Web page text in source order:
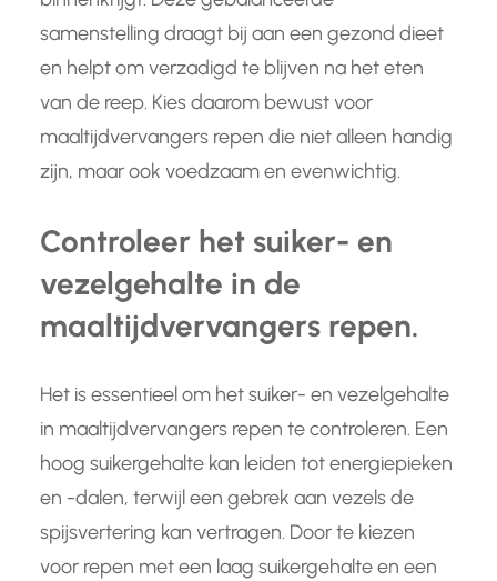
samenstelling draagt bij aan een gezond dieet
en helpt om verzadigd te blijven na het eten
van de reep. Kies daarom bewust voor
maaltijdvervangers repen die niet alleen handig
zijn, maar ook voedzaam en evenwichtig.
Controleer het suiker- en
vezelgehalte in de
maaltijdvervangers repen.
Het is essentieel om het suiker- en vezelgehalte
in maaltijdvervangers repen te controleren. Een
hoog suikergehalte kan leiden tot energiepieken
en -dalen, terwijl een gebrek aan vezels de
spijsvertering kan vertragen. Door te kiezen
voor repen met een laag suikergehalte en een